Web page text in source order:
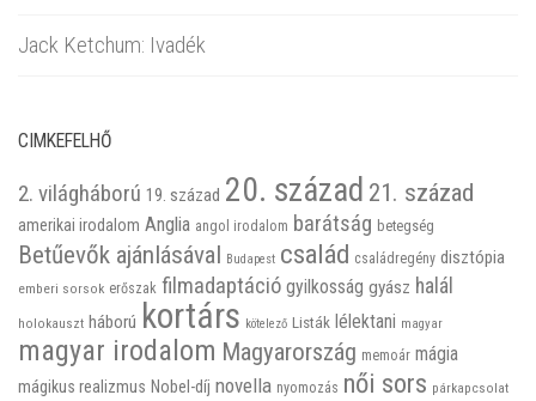
Jack Ketchum: Ivadék
CIMKEFELHŐ
2. világháború 19. század 20. század 21. század
amerikai irodalom Anglia angol irodalom barátság betegség
Betűevők ajánlásával Budapest család családregény disztópia
emberi sorsok erőszak filmadaptáció gyilkosság gyász halál
holokauszt háború kortárs kötelező Listák lélektani magyar
magyar irodalom Magyarország memoár mágia
mágikus realizmus Nobel-díj novella nyomozás női sors párkapcsolat